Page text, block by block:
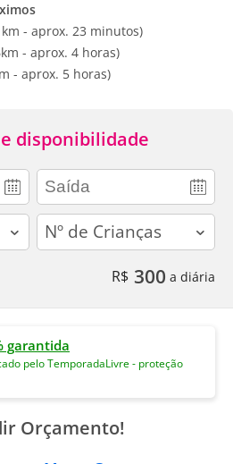
- aprox. 23 minutos)
- aprox. 4 horas)
- aprox. 5 horas)
disponibilidade
children
R$ 300 a diária
garantida
pelo TemporadaLivre - proteção
Orçamento!